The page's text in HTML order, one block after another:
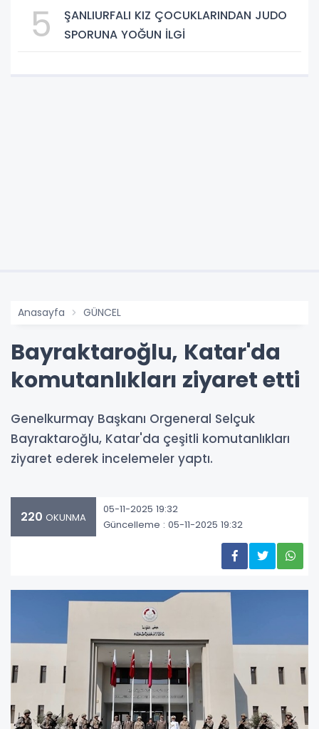
daha güvenli ve konforlu hale getirilmesi
amacıyla yol çalışmalarını sürdürüyor.
5
ŞANLIURFALI KIZ ÇOCUKLARINDAN JUDO
SPORUNA YOĞUN İLGİ
Anasayfa GÜNCEL
Bayraktaroğlu, Katar'da
komutanlıkları ziyaret etti
Genelkurmay Başkanı Orgeneral Selçuk
Bayraktaroğlu, Katar'da çeşitli komutanlıkları
ziyaret ederek incelemeler yaptı.
220 OKUNMA
05-11-2025 19:32
Güncelleme : 05-11-2025 19:32